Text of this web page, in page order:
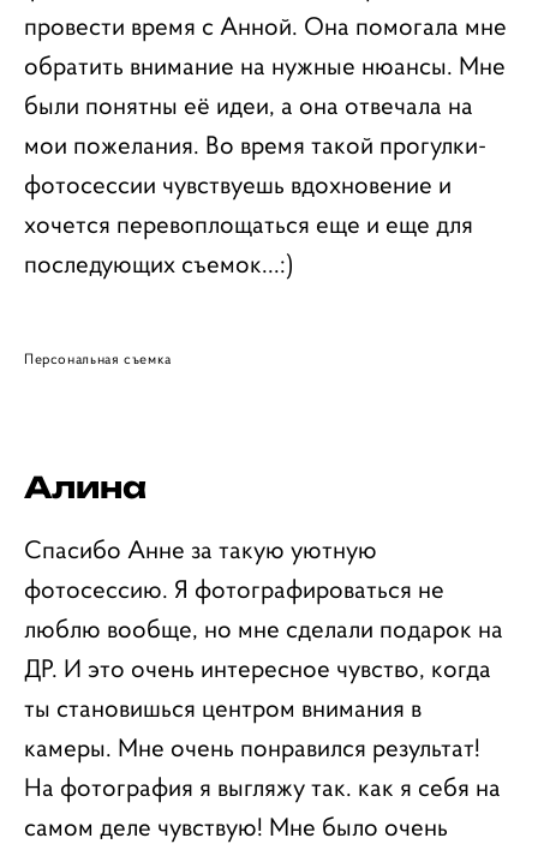
провести время с Анной. Она помогала мне
обратить внимание на нужные нюансы. Мне
были понятны её идеи, а она отвечала на
мои пожелания. Во время такой прогулки-
фотосессии чувствуешь вдохновение и
хочется перевоплощаться еще и еще для
последующих съемок...:)
Персональная съемка
Алина
Спасибо Анне за такую уютную
фотосессию. Я фотографироваться не
люблю вообще, но мне сделали подарок на
ДР. И это очень интересное чувство, когда
ты становишься центром внимания в
камеры. Мне очень понравился результат!
На фотография я выгляжу так. как я себя на
самом деле чувствую! Мне было очень